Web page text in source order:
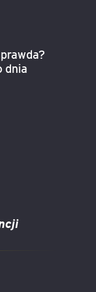
dnia